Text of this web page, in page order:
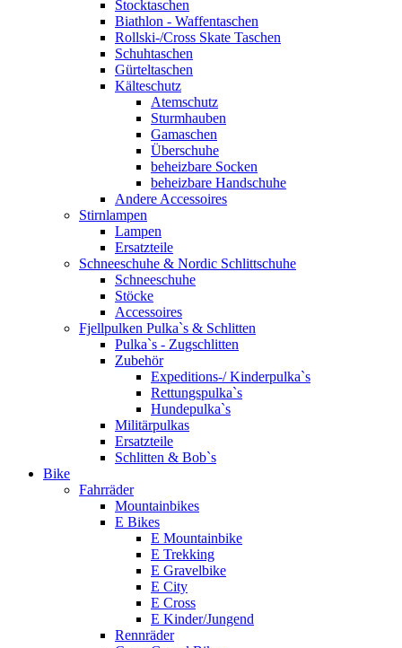
Stocktaschen
Biathlon - Waffentaschen
Rollski-/Cross Skate Taschen
Schuhtaschen
Gürteltaschen
Kälteschutz
Atemschutz
Sturmhauben
Gamaschen
Überschuhe
beheizbare Socken
beheizbare Handschuhe
Andere Accessoires
Stirnlampen
Lampen
Ersatzteile
Schneeschuhe & Nordic Schlittschuhe
Schneeschuhe
Stöcke
Accessoires
Fjellpulken Pulka`s & Schlitten
Pulka`s - Zugschlitten
Zubehör
Expeditions-/ Kinderpulka`s
Rettungspulka`s
Hundepulka`s
Militärpulkas
Ersatzteile
Schlitten & Bob`s
Bike
Fahrräder
Mountainbikes
E Bikes
E Mountainbike
E Trekking
E Gravelbike
E City
E Cross
E Kinder/Jungend
Rennräder